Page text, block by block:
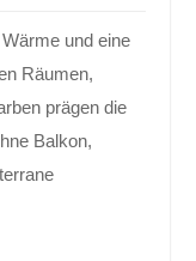
und eine
Räumen,
prägen die
Balkon,